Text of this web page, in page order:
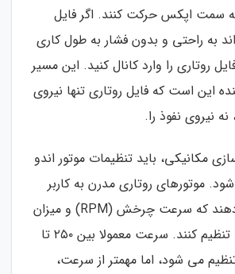
سمت اپکس حرکت کنند. اگر فایل
سایز ۱۰ نتواند به راحتی و بدون فشار به طول کاری
روتاری را وارد کانال کنید. این مسیر
این است که فایل روتاری تنها نیروی
نیروی نفوذ را.
مکانیکی، باید تنظیمات موتور اندو
موتورهای روتاری مدرن به کاربر
این امکان را می دهند که سرعت چرخش (RPM) و میزان
تورک (Torque) را تنظیم کنند. سرعت معمولا بین ۲۵۰ تا
تنظیم می شود، اما مهمتر از سرعت،